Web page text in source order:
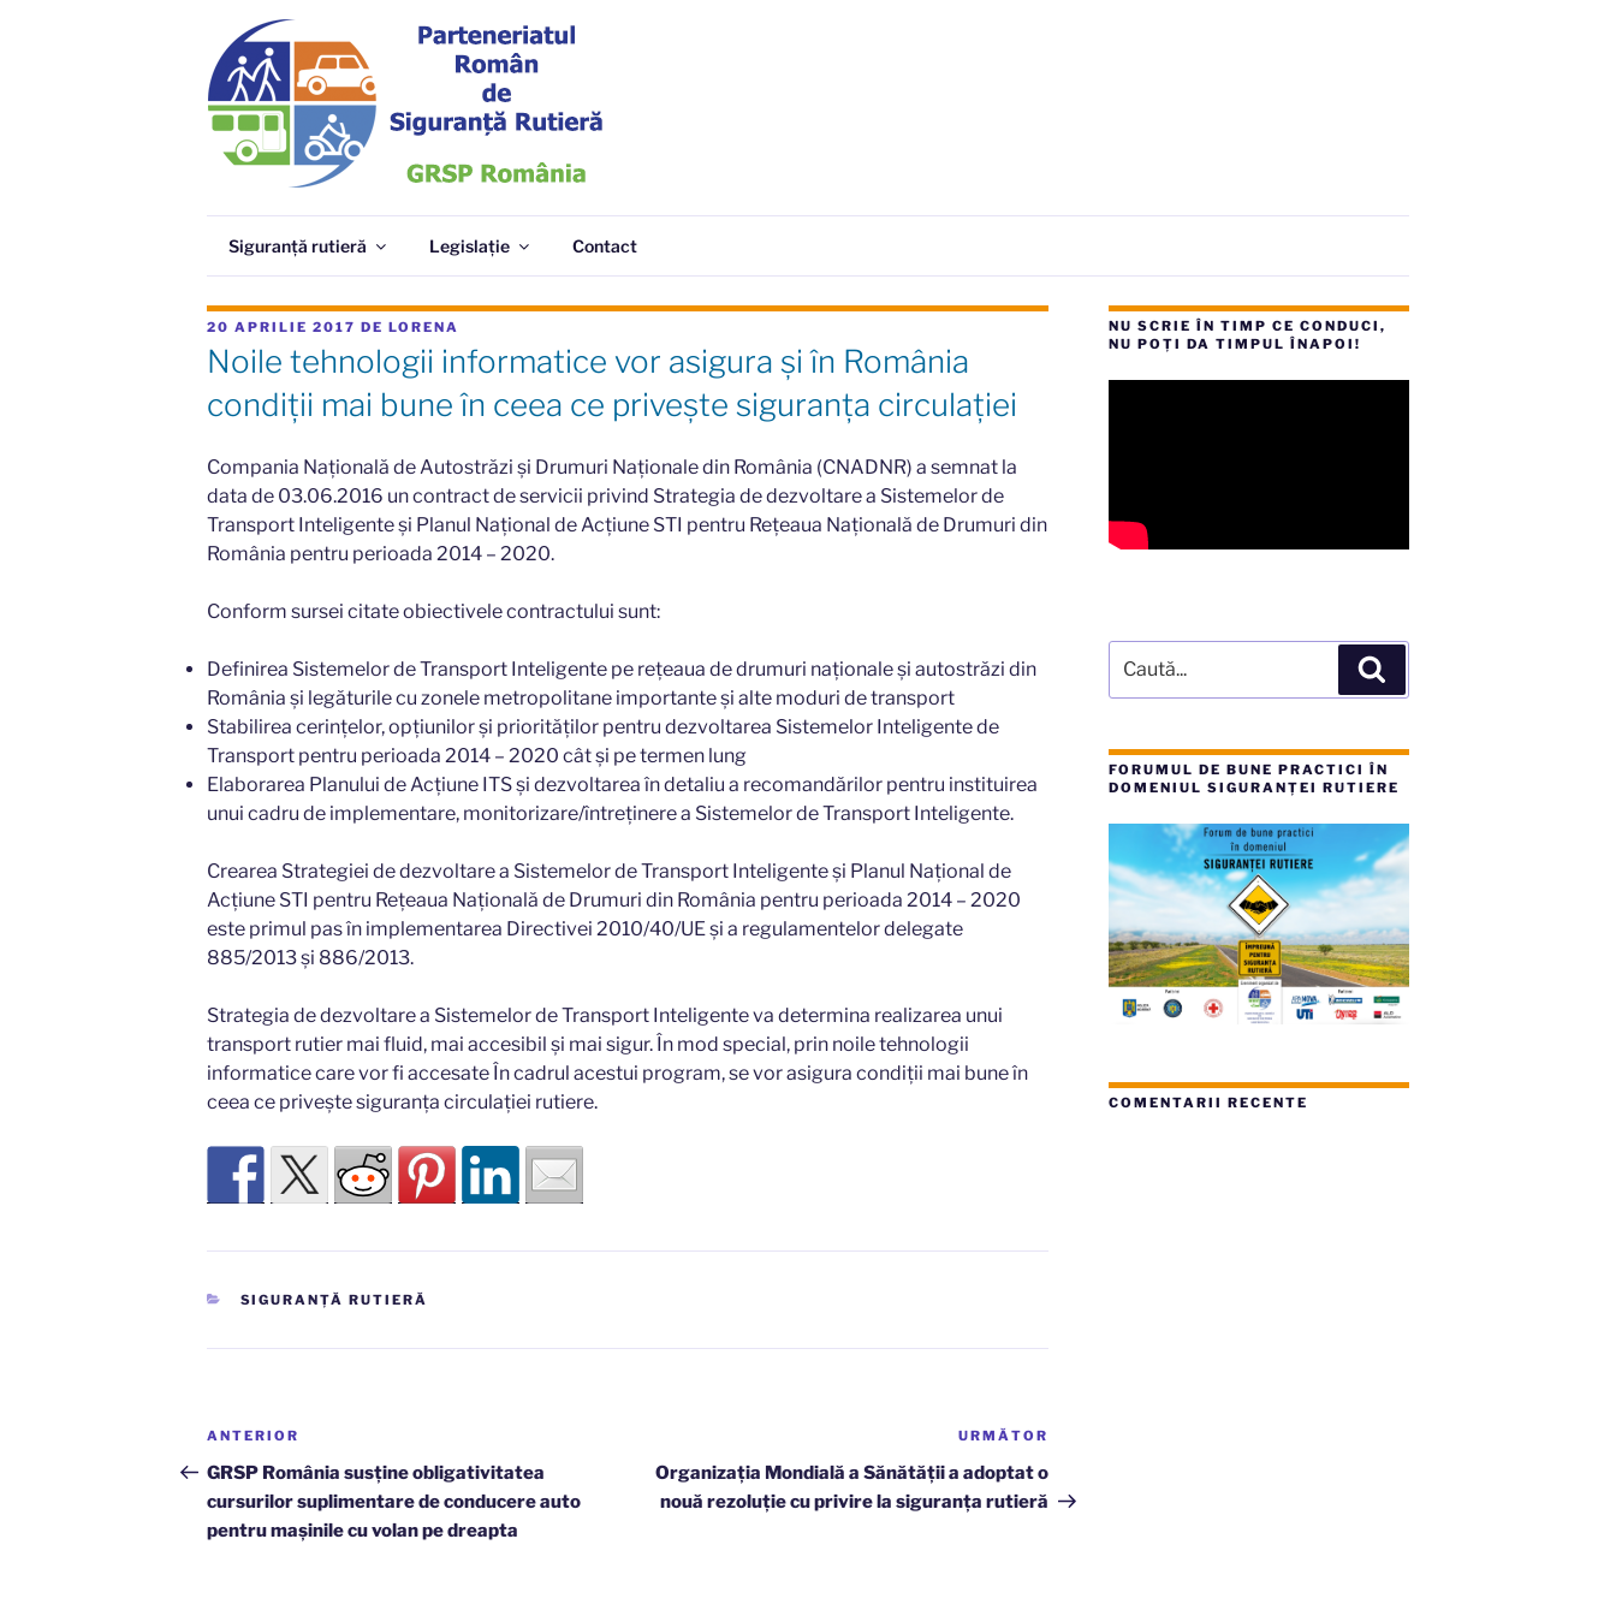
conținut
GRSP
Parteneriatul Român de Siguranță Rutieră
Siguranță rutieră Legislație Contact
PUBLICAT
PE
20 APRILIE 2017 DE LORENA
Noile tehnologii informatice vor asigura și în România
condiții mai bune în ceea ce privește siguranța circulației
Compania Națională de Autostrăzi și Drumuri Naționale din România (CNADNR) a semnat la
data de 03.06.2016 un contract de servicii privind Strategia de dezvoltare a Sistemelor de
Transport Inteligente și Planul Național de Acțiune STI pentru Rețeaua Națională de Drumuri din
România pentru perioada 2014 – 2020.
Conform sursei citate obiectivele contractului sunt:
Definirea Sistemelor de Transport Inteligente pe rețeaua de drumuri naționale și autostrăzi din
România și legăturile cu zonele metropolitane importante și alte moduri de transport
Stabilirea cerințelor, opțiunilor și priorităților pentru dezvoltarea Sistemelor Inteligente de
Transport pentru perioada 2014 – 2020 cât și pe termen lung
Elaborarea Planului de Acțiune ITS și dezvoltarea în detaliu a recomandărilor pentru instituirea
unui cadru de implementare, monitorizare/întreținere a Sistemelor de Transport Inteligente.
Crearea Strategiei de dezvoltare a Sistemelor de Transport Inteligente și Planul Național de
Acțiune STI pentru Rețeaua Națională de Drumuri din România pentru perioada 2014 – 2020
este primul pas în implementarea Directivei 2010/40/UE și a regulamentelor delegate
885/2013 și 886/2013.
Strategia de dezvoltare a Sistemelor de Transport Inteligente va determina realizarea unui
transport rutier mai fluid, mai accesibil și mai sigur. În mod special, prin noile tehnologii
informatice care vor fi accesate În cadrul acestui program, se vor asigura condiții mai bune în
ceea ce privește siguranța circulației rutiere.
CATEGORII
SIGURANȚĂ RUTIERĂ
Navigare
în
articole
Articolul
anterior
ANTERIOR
GRSP România susține obligativitatea
cursurilor suplimentare de conducere auto
pentru mașinile cu volan pe dreapta
următor
URMĂTOR
Organizația Mondială a Sănătății a adoptat o
nouă rezoluție cu privire la siguranța rutieră
NU SCRIE ÎN TIMP CE CONDUCI,
NU POȚI DA TIMPUL ÎNAPOI!
după:
FORUMUL DE BUNE PRACTICI ÎN
DOMENIUL SIGURANȚEI RUTIERE
COMENTARII RECENTE